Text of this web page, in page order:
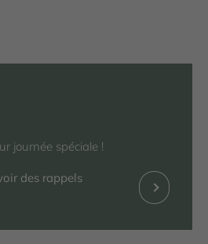
journée spéciale !
des rappels
Précédent